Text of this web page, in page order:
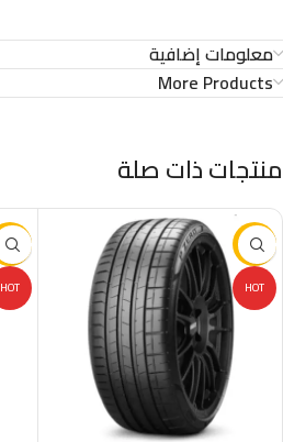
معلومات إضافية
More Products
منتجات ذات صلة
-16%
HOT
-16%
HOT